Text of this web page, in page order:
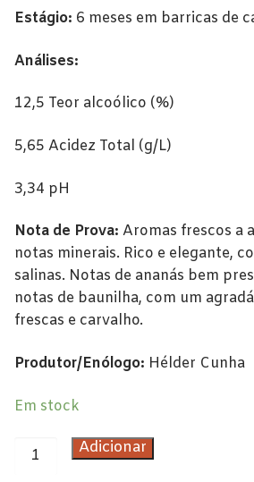
Bairrada
Dão
Douro
Lisboa
Tejo
Vinhos Rosé
Alentejo
Bairrada
Estágio: 6 meses em barricas de
Análises:
12,5 Teor alcoólico (%)
5,65 Acidez Total (g/L)
3,34 pH
Nota de Prova: Aromas frescos a
notas minerais. Rico e elegante,
salinas. Notas de ananás bem
notas de baunilha, com um
frescas e carvalho.
Produtor/Enólogo: Hélder Cunha
Em stock
QuantidadeAdicionar